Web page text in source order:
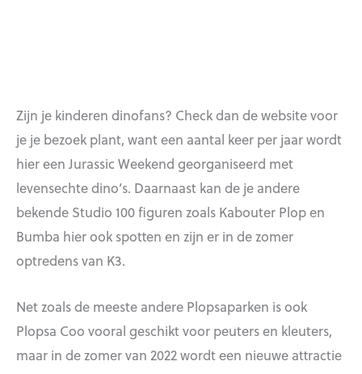
Zijn je kinderen dinofans? Check dan de website voor
je je bezoek plant, want een aantal keer per jaar wordt
hier een Jurassic Weekend georganiseerd met
levensechte dino’s. Daarnaast kan de je andere
bekende Studio 100 figuren zoals Kabouter Plop en
Bumba hier ook spotten en zijn er in de zomer
optredens van K3.
Net zoals de meeste andere Plopsaparken is ook
Plopsa Coo vooral geschikt voor peuters en kleuters,
maar in de zomer van 2022 wordt een nieuwe attractie